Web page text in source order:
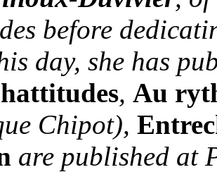
before
day, she has
, Au
Chipot),
are published at